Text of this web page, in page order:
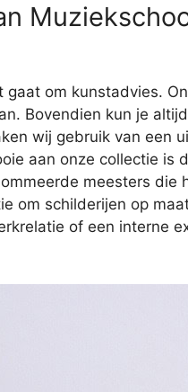
om kunstadvies.
Bovendien kun je
wij gebruik van een
aan onze collectie is
meesters die
om schilderijen op
of een interne